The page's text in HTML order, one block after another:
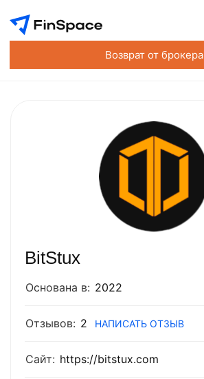
Возврат от брокера
BitStux
Основана в: 2022
Отзывов: 2 НАПИСАТЬ ОТЗЫВ
Сайт: https://bitstux.com